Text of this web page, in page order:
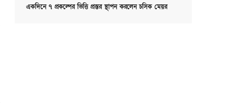
একদিনে ৭ প্রকল্পের ভিত্তি প্রস্তর স্থাপন করলেন চসিক মেয়র